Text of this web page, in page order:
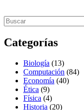
Categorías
Biología (13)
Computación (84)
Economía (40)
Ética (9)
Física (4)
Historia (20)